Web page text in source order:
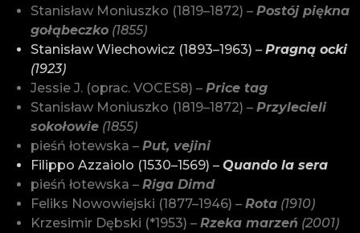
Stanisław Moniuszko (1819–1872) –Postój piękna
gołąbeczko (1855)
Stanisław Wiechowicz (1893–1963) –Pragną ocki
(1923)
Jessie J. (oprac. VOCES8) –Price tag
Stanisław Moniuszko (1819–1872) –Przylecieli
sokołowie (1855)
pieśń łotewska –Put, vejini
Filippo Azzaiolo (1530–1569) –Quando la sera
pieśń łotewska –Riga Dimd
Feliks Nowowiejski (1877–1946) –Rota (1910)
Krzesimir Dębski (*1953) –Rzeka marzeń (2001)